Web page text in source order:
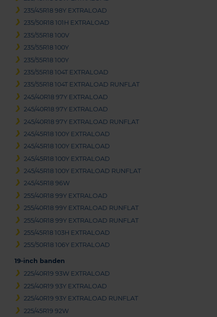
235/45R18 98Y EXTRALOAD
235/50R18 101H EXTRALOAD
235/55R18 100V
235/55R18 100Y
235/55R18 100Y
235/55R18 104T EXTRALOAD
235/55R18 104T EXTRALOAD RUNFLAT
245/40R18 97Y EXTRALOAD
245/40R18 97Y EXTRALOAD
245/40R18 97Y EXTRALOAD RUNFLAT
245/45R18 100Y EXTRALOAD
245/45R18 100Y EXTRALOAD
245/45R18 100Y EXTRALOAD
245/45R18 100Y EXTRALOAD RUNFLAT
245/45R18 96W
255/40R18 99Y EXTRALOAD
255/40R18 99Y EXTRALOAD RUNFLAT
255/40R18 99Y EXTRALOAD RUNFLAT
255/45R18 103H EXTRALOAD
255/50R18 106Y EXTRALOAD
19-inch banden
225/40R19 93W EXTRALOAD
225/40R19 93Y EXTRALOAD
225/40R19 93Y EXTRALOAD RUNFLAT
225/45R19 92W